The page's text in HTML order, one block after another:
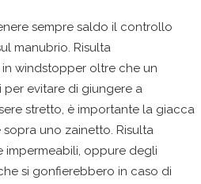
sempre saldo il controllo
manubrio. Risulta
windstopper oltre che un
evitare di giungere a
stretto, è importante la giacca
uno zainetto. Risulta
impermeabili, oppure degli
si gonfierebbero in caso di